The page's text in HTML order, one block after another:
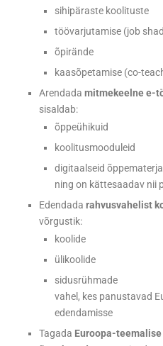
sihipäraste koolituste
töövarjutamise (job
õpirände
kaasõpetamise (co-
Arendada mitmekeelne e-
sisaldab:
õppeühikuid
koolitusmooduleid
digitaalseid
ning on kättesaadav nii
Edendada rahvusvahelist
võrgustik:
koolide
ülikoolide
sidusrühmade
vahel, kes panustavad
edendamisse
Tagada Euroopa-